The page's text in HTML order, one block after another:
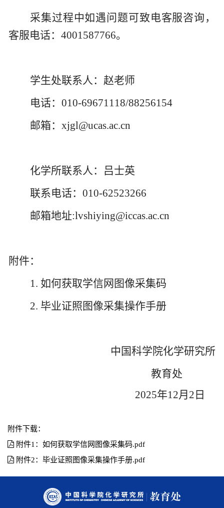
采集过程中如遇问题可致电客服咨询，
客服电话：4001587766。
学生处联系人：赵老师
电话：010-69671118/88256154
邮箱：xjgl@ucas.ac.cn
化学所联系人：吕士英
联系电话：010-62523266
邮箱地址:lvshiying@iccas.ac.cn
附件：
1. 如何获取学信网图像采集码
2. 毕业证照图像采集操作手册
中国科学院化学研究所
教育处
2025年12月2日
附件下载：
附件1：如何获取学信网图像采集码.pdf
附件2：毕业证照图像采集操作手册.pdf